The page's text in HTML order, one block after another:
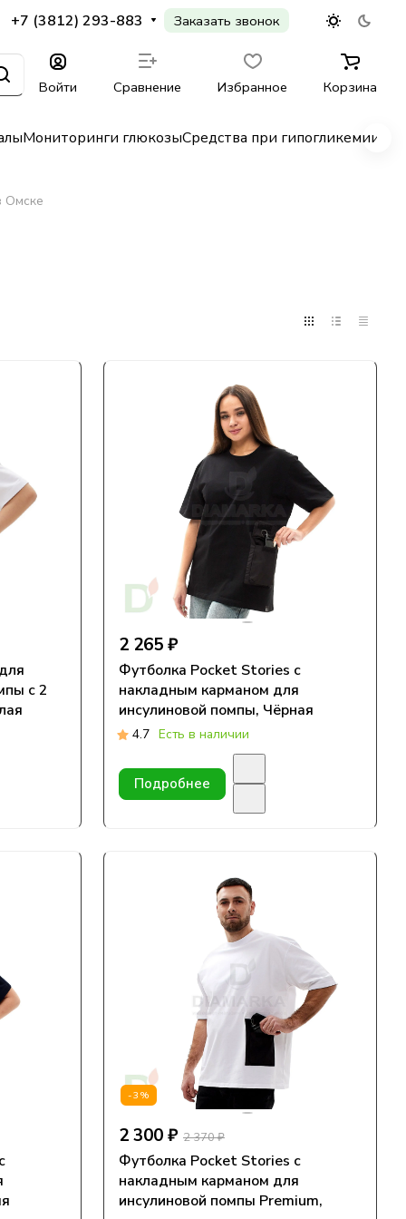
+7 (3812) 293-883 Заказать звонок
Войти Сравнение Избранное Корзина
Мониторинги глюкозыСредства при гипогликемии
Омске
с 2
2 265 ₽
Футболка Pocket Stories с
накладным карманом для
инсулиновой помпы, Чёрная
4.7 Есть в наличии
Подробнее
-3%
2 300 ₽ 2 370 ₽
Футболка Pocket Stories с
накладным карманом для
инсулиновой помпы Premium,